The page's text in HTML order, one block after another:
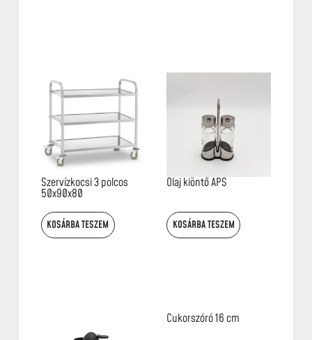
Szervízkocsi 3 polcos
50x90x80
KOSÁRBA TESZEM
Olaj kiöntő APS
KOSÁRBA TESZEM
Cukorszóró 16 cm